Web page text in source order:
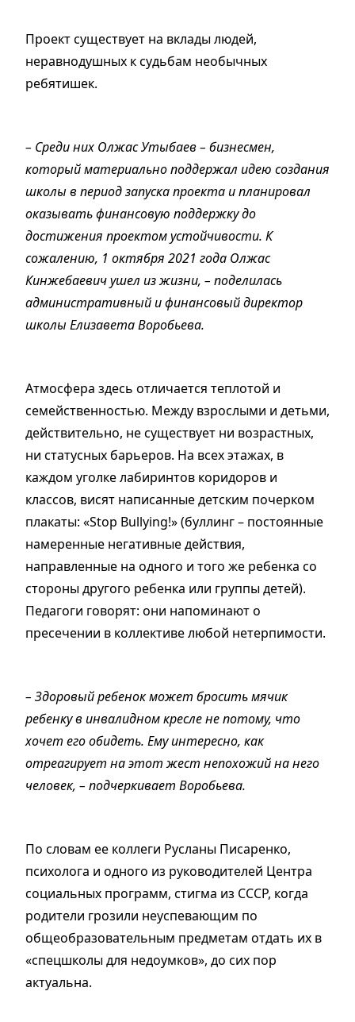
Проект существует на вклады людей,
неравнодушных к судьбам необычных
ребятишек.
– Среди них Олжас Утыбаев – бизнесмен,
который материально поддержал идею создания
школы в период запуска проекта и планировал
оказывать финансовую поддержку до
достижения проектом устойчивости. К
сожалению, 1 октября 2021 года Олжас
Кинжебаевич ушел из жизни, – поделилась
административный и финансовый директор
школы Елизавета Воробьева.
Атмосфера здесь отличается теплотой и
семейственностью. Между взрослыми и детьми,
действительно, не существует ни возрастных,
ни статусных барьеров. На всех этажах, в
каждом уголке лабиринтов коридоров и
классов, висят написанные детским почерком
плакаты: «Stop Bullying!» (буллинг – постоянные
намеренные негативные действия,
направленные на одного и того же ребенка со
стороны другого ребенка или группы детей).
Педагоги говорят: они напоминают о
пресечении в коллективе любой нетерпимости.
– Здоровый ребенок может бросить мячик
ребенку в инвалидном кресле не потому, что
хочет его обидеть. Ему интересно, как
отреагирует на этот жест непохожий на него
человек, – подчеркивает Воробьева.
По словам ее коллеги Русланы Писаренко,
психолога и одного из руководителей Центра
социальных программ, стигма из СССР, когда
родители грозили неуспевающим по
общеобразовательным предметам отдать их в
«спецшколы для недоумков», до сих пор
актуальна.